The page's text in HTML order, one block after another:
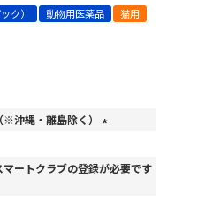
ク） 動物用医薬品 猫用
沖縄・離島除く）
須
ートクラブの登録が必要です